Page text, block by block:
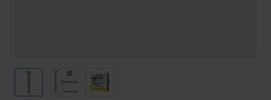
View larger image
View larger imageView larger image